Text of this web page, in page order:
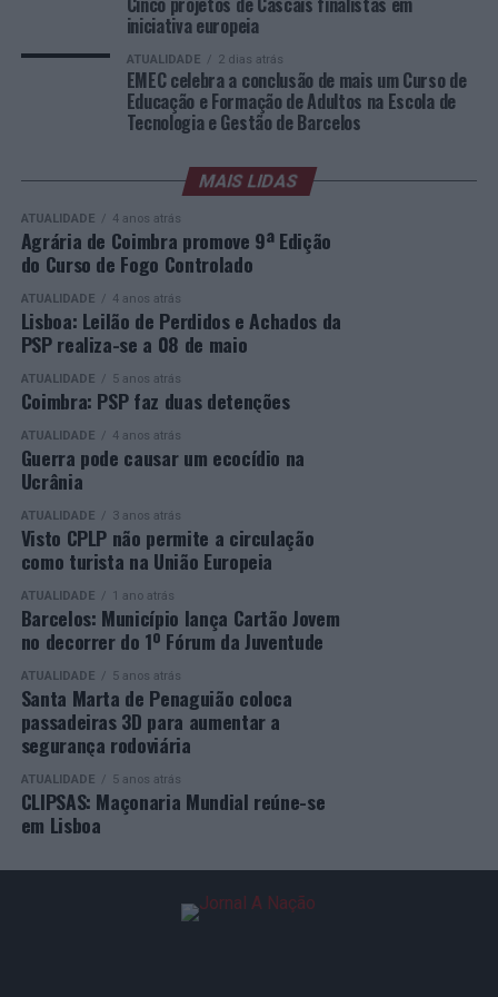
Pedro Pina, Vice-Presidente, YouTube EMEA, comentou:
“A parceria alargada da RTP fornece um modelo claro
para os operadores públicos de radiodifusão europeus
que procuram construir modelos de negócio
monetização eficientes com o YouTube, a RTP está a
impulsionar um crescimento concreto das receitas para
o futuro”.
presença açoriana no Estado brasileiro. A iniciativa
objetiva “criar um percurso de valorização da memória
comum, promovendo simultaneamente o turismo
cultural e novas oportunidades de desenvolvimento
Será também apresentada a “Casa Jovem”, programa
dirigido às novas gerações, concebido para “aproximar
jovens descendentes de açorianos e outros interessados
na cultura atlântica através de ações de formação,
intercâmbio, empreendedorismo, liderança e
cooperação internacional”.
iniciativas “refletem uma nova abordagem ao papel das
entidades culturais, procurando conciliar a preservação
da identidade histórica com a criação de redes de
colaboração entre instituições, empresas, universidades
A participação no “Fórum Internacional Minas Mundi”
visa ainda “incentivar o diálogo, a troca de experiências
e a construção de novas parcerias capazes de gerar
benefícios para ambos os lados do Atlântico”,
demonstrando também como uma herança histórica
comum pode “transformar-se num instrumento de
inovação, desenvolvimento e aproximação entre os dois
territórios”.
Ígor Lopes
iniciativa europeia
ATUALIDADE 2 dias atrás
EMEC celebra a conclusão de mais um Curso de
Educação e Formação de Adultos na Escola de
Tecnologia e Gestão de Barcelos
MAIS LIDAS
ATUALIDADE 4 anos atrás
Agrária de Coimbra promove 9ª Edição
do Curso de Fogo Controlado
ATUALIDADE 4 anos atrás
Lisboa: Leilão de Perdidos e Achados da
PSP realiza-se a 08 de maio
ATUALIDADE 5 anos atrás
Coimbra: PSP faz duas detenções
ATUALIDADE 4 anos atrás
Guerra pode causar um ecocídio na
Ucrânia
ATUALIDADE 3 anos atrás
Visto CPLP não permite a circulação
como turista na União Europeia
ATUALIDADE 1 ano atrás
Barcelos: Município lança Cartão Jovem
no decorrer do 1º Fórum da Juventude
ATUALIDADE 5 anos atrás
Santa Marta de Penaguião coloca
passadeiras 3D para aumentar a
segurança rodoviária
ATUALIDADE 5 anos atrás
CLIPSAS: Maçonaria Mundial reúne-se
em Lisboa